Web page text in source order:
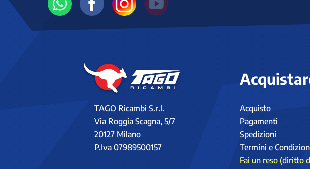
TAGO Ricambi S.r.l.
Via Roggia Scagna, 5/7
20127 Milano
P.Iva 07989500157
Acquisto
Pagamenti
Spedizioni
Termini e
Fai un reso (diritto